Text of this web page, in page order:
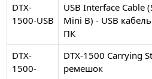
DTX-
1500-USB
USB Interface Cable
Mini B) - USB
ПК
DTX-
1500-
DTX-1500 Carrying
ремешок